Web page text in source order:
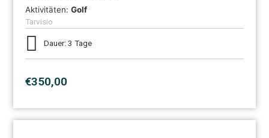
Aktivitäten:Golf
Tarvisio
Dauer: 3 Tage
€350,00